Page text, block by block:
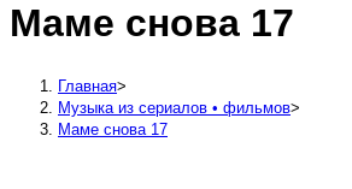
сайту
Маме снова 17
Главная>
Музыка из сериалов • фильмов>
Маме снова 17